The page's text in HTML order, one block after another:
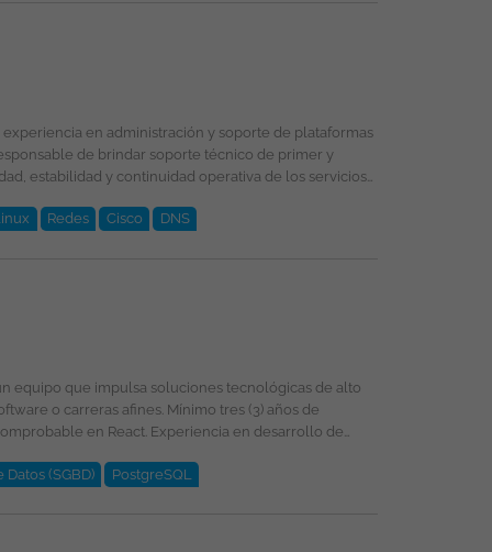
estabilidad y continuidad operativa de los servicios
Redes Cisco
DNS
(SGBD)
PostgreSQL